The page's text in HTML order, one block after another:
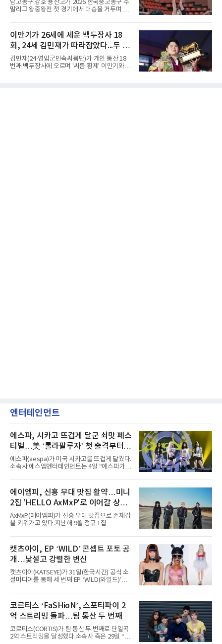
거뒀다.수성고도 준결승에서 속초고를 상대로
안정된 조직력을 바탕으로 3-1(25-23, 25-16,
고는 인하부고와 우승을 다툴 기회를 잡았다.여
자 18세 이하부에서는 중앙여고
남고농구 강호 용산고가 2026 한국중고농구 주
말리그 왕중왕전 첫 경기에서 대승을 거두며 순
우슬체육관에서 열린 대회 남고부 예선 B조 첫
경기에서 김민기의 22점 활약을 앞세워 홍대부
고를 81-55로 제압했다.경기 초반부터 내·외곽
에서 고른 득점력을 선보인 용산고는 1쿼터부터
주도권을 잡았다. 전반을 48-30으로 크게 앞선
용산고는 후반에도 공세를 늦추지 않으며 점수
차를 더욱 벌렸고, 결국 26점 차 완승으로 첫 승
이만기가 26세에 세운 백두장사 18
회, 24세 김민재가 따라잡았다...두 번
더 우승하면 역대 1위와 동률
김민재(24·영암군민속씨름단)가 개인 통산 18
번째 백두장사에 오르며 '씨름 황제' 이만기와 어
엔터테인먼트
에스파, 시카고 뜨겁게 달군 쇠맛 페스
티벌…美 ‘롤라팔루자’ 첫 출격부터
증명한 존재감
에스파(aespa)가 미국 시카고를 뜨겁게 달궜다.
소속사 에스엠엔터테인먼트는 4일 “에스파가
서 열린 ‘롤라팔루자 시카고’(Lollapalooza
Chicago)의 알리안츠 스테이지에 올랐다”며
“총 14곡으로 구성된 세트리스트를 선사, 데뷔 7
년 차다운 노련한 무대 매너와 파워풀한 에너지
로 현장의 분위기를 압도했다”고 밝혔다.1991
년 시작된 ‘롤라팔루자’는 8개 스테이지, 170여
팀의 아티스트와 40만 명 이상의 관객이 운집하
코르티스 등 K팝 스타들이 출연진 명단에 이름
을 올렸다.이날 에스파는
에이엠피, 신흥 무대 맛집 활약…미니
2집 'HELLO AxMxP'로 이어갈 상승
세
AxMxP(에이엠피)가 신흥 무대 맛집으로 존재감
을 키워가고 있다.지난해 9월 정규 1집
AxMxP는 데뷔 전부터 버스킹과 각종 페스티벌,
공연 무대에 오르며 실전 경험을 쌓아왔다.이들
은 소속사 패밀리 콘서트를 비롯해 '뷰티풀 민트
라이프 2025', '2025 부산국제록페스티벌' 등 대
형 무대에 잇달아 출연해 당찬 에너지와 풋풋한
매력으로 음악팬들의 눈도장을 찍었다.이후
AxMxP는 '카운트다운 판타지 2025-2026',
정적인 실력을 입증했고, 올해 '2026 어썸뮤직
페스티벌', '뷰티풀 민트 라이프 2026', '2026
캣츠아이, EP ‘WILD’ 콘셉트 포토 공
개…낯설고 강렬한 변신
캣츠아이(KATSEYE)가 31일(한국시간) 공식 소
셜미디어를 통해 세 번째 EP ‘WILD(와일드)’의
heart(와일드 하트)’라는 제목이 붙은 콘셉트 포
토에는 멤버들의 본능적이고 야성적인 면모가
강렬하게 담겼다. 짙은 아이섀도와 푸른빛·금빛·
붉은빛의 컬러 렌즈가 비현실적인 분위기를 자
아내고, 여러 원색이 불규칙하게 뒤섞인 멀티컬
러 헤어와 과감한 블루·블랙 립 메이크업이 낯설
고도 매혹적인 비주얼을 완성했다.스타일링 역
코르티스 ‘FaSHioN’, 스포티파이 2
억 스트리밍 돌파…팀 통산 두 번째
코르티스(CORTIS)가 팀 통산 두 번째로 단일곡
2억 스트리밍을 달성했다.소속사 측은 29일 “코